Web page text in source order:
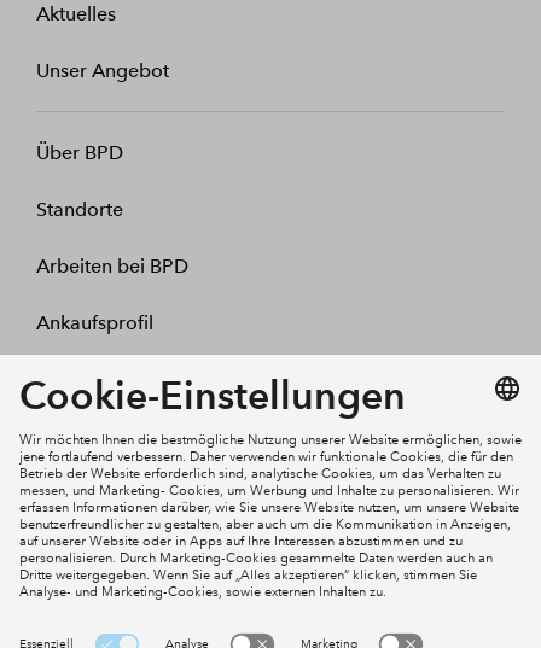
Aktuelles
Unser Angebot
Über BPD
Standorte
Arbeiten bei BPD
Ankaufsprofil
Kontakt
Mein Konto
Social Media